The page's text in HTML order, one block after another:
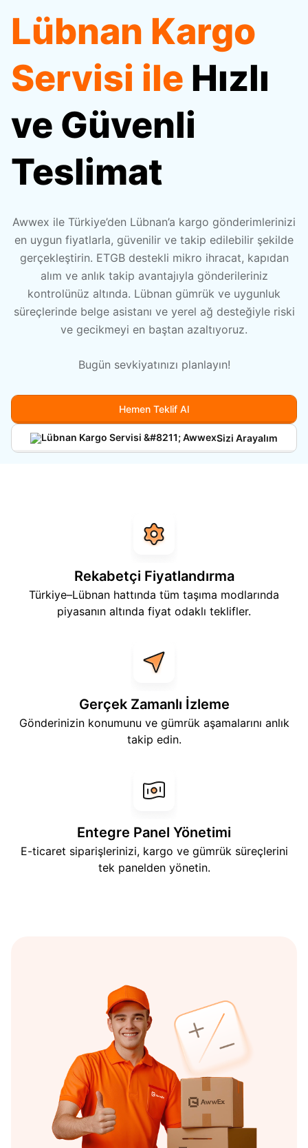
Amazon FBA
Fulfillment
Ara Depolama
Pazaryeri Entegrasyonları
Kargo Entegrasyonları
Tüm Entegrasyonlar
Karayolu Taşımacılığı
Denizyolu Taşımacılığı
Havayolu Taşımacılığı
Referanslar
Webinarlar
Videocastler
E-Kitaplar
Destek Merkezi
Sıkça Sorulan Sorular
Hakkımızda
Lübnan Kargo
Servisi ile Hızlı
ve Güvenli
Teslimat
Awwex ile Türkiye’den Lübnan’a kargo gönderimlerinizi
en uygun fiyatlarla, güvenilir ve takip edilebilir şekilde
gerçekleştirin. ETGB destekli mikro ihracat, kapıdan
alım ve anlık takip avantajıyla gönderileriniz
kontrolünüz altında. Lübnan gümrük ve uygunluk
süreçlerinde belge asistanı ve yerel ağ desteğiyle riski
ve gecikmeyi en baştan azaltıyoruz.
Bugün sevkiyatınızı planlayın!
Hemen Teklif Al
Sizi Arayalım
Rekabetçi Fiyatlandırma
Türkiye–Lübnan hattında tüm taşıma modlarında
piyasanın altında fiyat odaklı teklifler.
Gerçek Zamanlı İzleme
Gönderinizin konumunu ve gümrük aşamalarını anlık
takip edin.
Entegre Panel Yönetimi
E-ticaret siparişlerinizi, kargo ve gümrük süreçlerini
tek panelden yönetin.